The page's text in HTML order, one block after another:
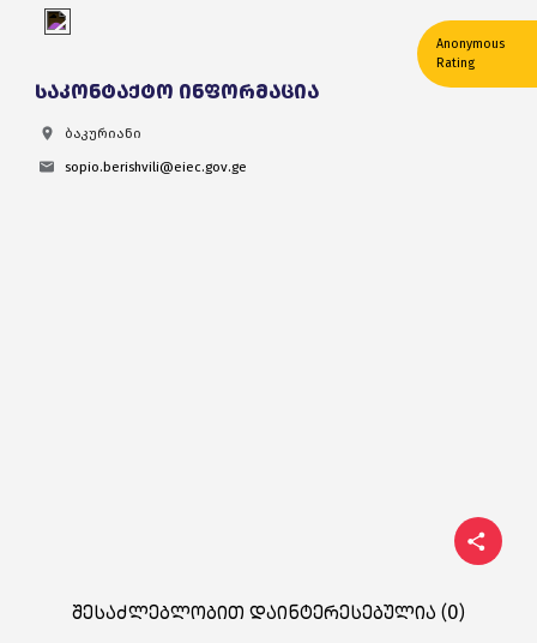
Anonymous
Rating
საკონტაქტო ინფორმაცია
ბაკურიანი
sopio.berishvili@eiec.gov.ge
შესაძლებლობით დაინტერესებულია (0)